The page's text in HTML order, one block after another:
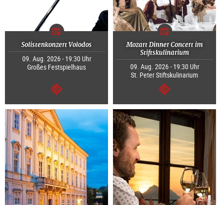
Solistenkonzert Volodos
09. Aug. 2026 - 19:30 Uhr
Großes Festspielhaus
weiter
Mozart Dinner Concert im
Stiftskulinarium
09. Aug. 2026 - 19:30 Uhr
St. Peter Stiftskulinarium
weiter